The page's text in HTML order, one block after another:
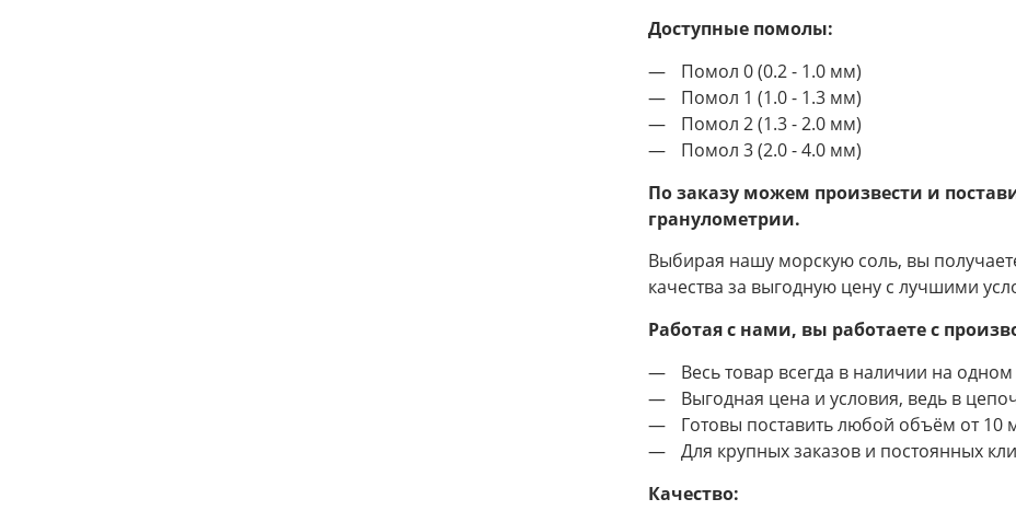
Доступные помолы:
Помол 0 (0.2 - 1.0 мм)
Помол 1 (1.0 - 1.3 мм)
Помол 2 (1.3 - 2.0 мм)
Помол 3 (2.0 - 4.0 мм)
По заказу можем произвести и
гранулометрии.
Выбирая нашу морскую соль, вы
качества за выгодную цену с лучшими
Работая с нами, вы работаете с
Весь товар всегда в наличии на одном
Выгодная цена и условия, ведь в
Готовы поставить любой объём от 10
Для крупных заказов и постоянных
Качество: